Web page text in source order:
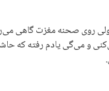
روی صحنه مغزت گاهی
و می‌گی یادم رفته که